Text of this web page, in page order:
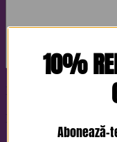
Nume
Email
10%
Abonează-